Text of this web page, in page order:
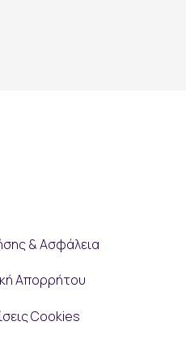
& Ασφάλεια
Απορρήτου
Cookies